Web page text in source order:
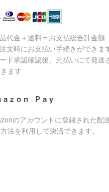
代金＋送料＝お支払総合計金額
文時にお支払い手続きができま
ド承認確認後、元払いにて発送
ます
Pay
のアカウントに登録された配
法を利用して決済できます。